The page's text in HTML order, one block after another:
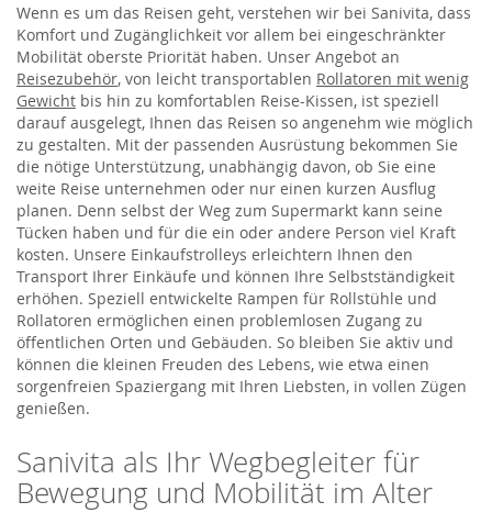
Wenn es um das Reisen geht, verstehen wir bei Sanivita, dass
Komfort und Zugänglichkeit vor allem bei eingeschränkter
Mobilität oberste Priorität haben. Unser Angebot an
Reisezubehör, von leicht transportablen Rollatoren mit wenig
Gewicht bis hin zu komfortablen Reise-Kissen, ist speziell
darauf ausgelegt, Ihnen das Reisen so angenehm wie möglich
zu gestalten. Mit der passenden Ausrüstung bekommen Sie
die nötige Unterstützung, unabhängig davon, ob Sie eine
weite Reise unternehmen oder nur einen kurzen Ausflug
planen. Denn selbst der Weg zum Supermarkt kann seine
Tücken haben und für die ein oder andere Person viel Kraft
kosten. Unsere Einkaufstrolleys erleichtern Ihnen den
Transport Ihrer Einkäufe und können Ihre Selbstständigkeit
erhöhen. Speziell entwickelte Rampen für Rollstühle und
Rollatoren ermöglichen einen problemlosen Zugang zu
öffentlichen Orten und Gebäuden. So bleiben Sie aktiv und
können die kleinen Freuden des Lebens, wie etwa einen
sorgenfreien Spaziergang mit Ihren Liebsten, in vollen Zügen
genießen.
Sanivita als Ihr Wegbegleiter für
Bewegung und Mobilität im Alter